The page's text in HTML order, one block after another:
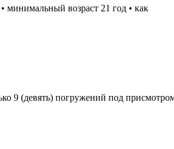
минимальный возраст 21 год • как
9 (девять) погружений под